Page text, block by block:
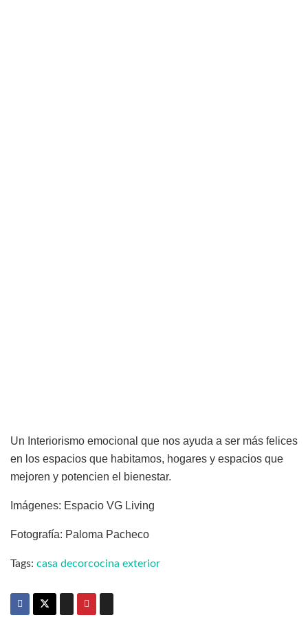
Un Interiorismo emocional que nos ayuda a ser más felices
en los espacios que habitamos, hogares y espacios que
mejoren y potencien el bienestar.
Imágenes: Espacio VG Living
Fotografía: Paloma Pacheco
Tags: casa decorcocina exterior